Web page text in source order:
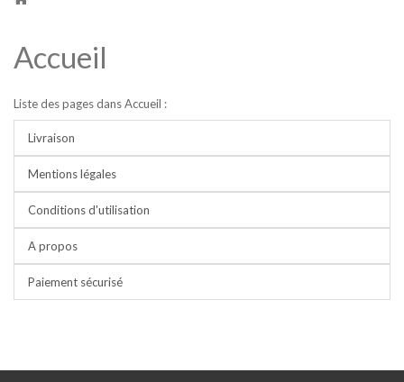
Accueil
Liste des pages dans Accueil :
Livraison
Mentions légales
Conditions d'utilisation
A propos
Paiement sécurisé